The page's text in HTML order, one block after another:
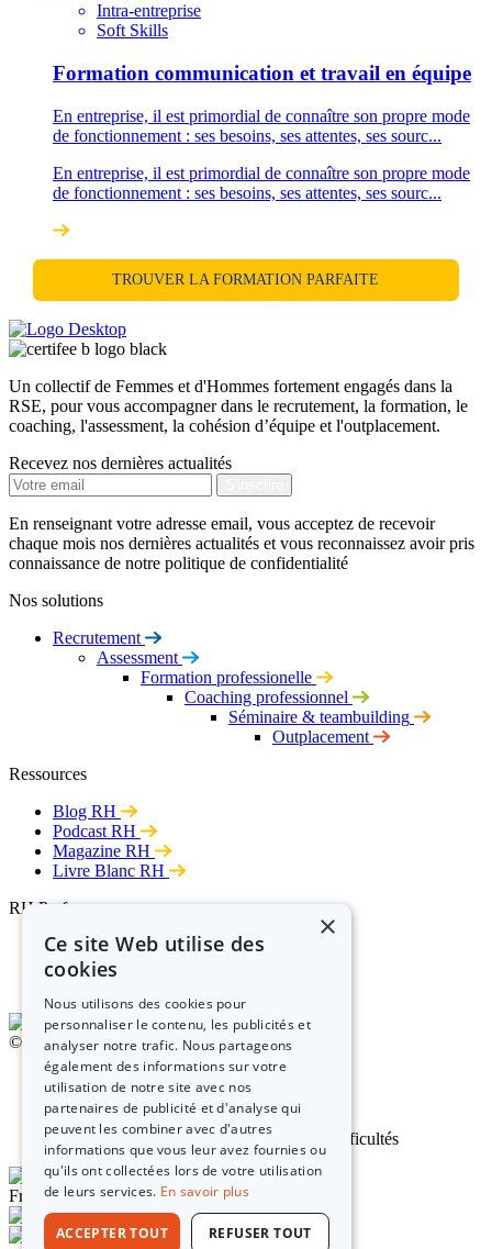
Intra-entreprise
Soft Skills
Formation communication et travail en équipe
En entreprise, il est primordial de connaître son propre mode
de fonctionnement : ses besoins, ses attentes, ses sourc...
En entreprise, il est primordial de connaître son propre mode
de fonctionnement : ses besoins, ses attentes, ses sourc...
TROUVER LA FORMATION PARFAITE
Un collectif de Femmes et d'Hommes fortement engagés dans la
RSE, pour vous accompagner dans le recrutement, la formation, le
coaching, l'assessment, la cohésion d’équipe et l'outplacement.
Recevez nos dernières actualités
En renseignant votre adresse email, vous acceptez de recevoir
chaque mois nos dernières actualités et vous reconnaissez avoir pris
connaissance de notre politique de confidentialité
Nos solutions
Recrutement
Assessment
Formation professionelle
Coaching professionnel
Séminaire & teambuilding
Outplacement
Ressources
Blog RH
Podcast RH
Magazine RH
Livre Blanc RH
RH Performances
Nous rejoindre
Cabinet RH
©Copyright 2026 - RH Performances
Mentions légales
Politique de confidentialité
Politique cookies
Formulaire d'aléa, de réclamations et de difficultés
Français
×
Ce site Web utilise des
cookies
Nous utilisons des cookies pour
personnaliser le contenu, les publicités et
analyser notre trafic. Nous partageons
également des informations sur votre
utilisation de notre site avec nos
partenaires de publicité et d'analyse qui
peuvent les combiner avec d'autres
informations que vous leur avez fournies ou
qu'ils ont collectées lors de votre utilisation
de leurs services. En savoir plus
ACCEPTER TOUT REFUSER TOUT